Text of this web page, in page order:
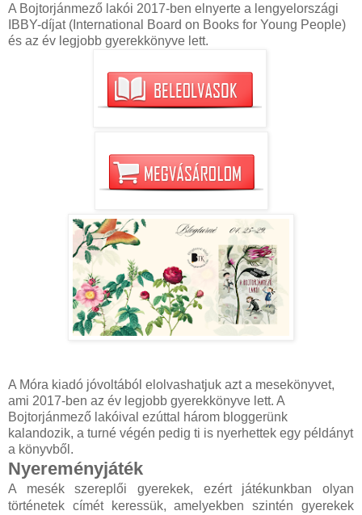
A Bojtorjánmező lakói 2017-ben elnyerte a lengyelországi
IBBY-díjat (International Board on Books for Young People)
és az év legjobb gyerekkönyve lett.
A Móra kiadó jóvoltából elolvashatjuk azt a mesekönyvet,
ami 2017-ben az év legjobb gyerekkönyve lett. A
Bojtorjánmező lakóival ezúttal három bloggerünk
kalandozik, a turné végén pedig ti is nyerhettek egy példányt
a könyvből.
Nyereményjáték
A mesék szereplői gyerekek, ezért játékunkban olyan
történetek címét keressük, amelyekben szintén gyerekek